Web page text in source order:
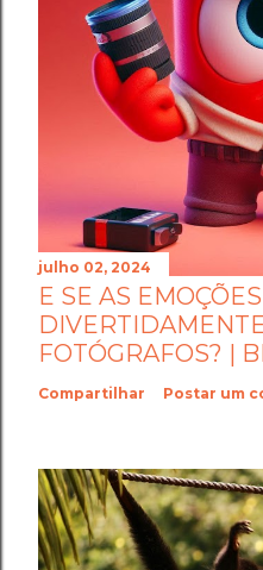
julho 02, 2024
E SE AS
FOTÓGRAFOS? |
Compartilhar Postar um